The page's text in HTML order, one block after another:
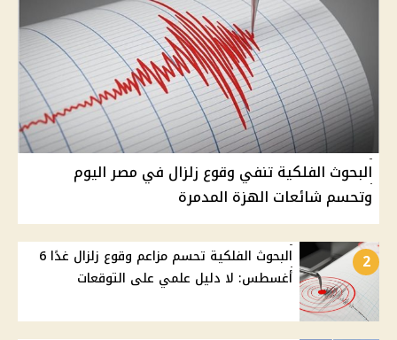
البحوث الفلكية تنفي وقوع زلزال في مصر اليوم
وتحسم شائعات الهزة المدمرة
2
البحوث الفلكية تحسم مزاعم وقوع زلزال غدًا 6
أغسطس: لا دليل علمي على التوقعات